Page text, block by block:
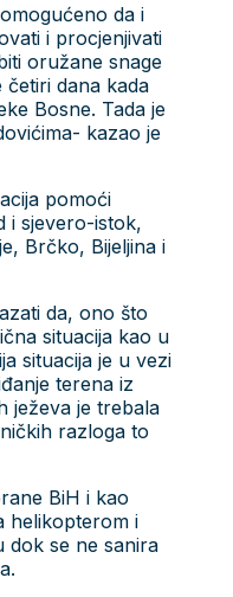
da i
i procjenjivati
oružane snage
četiri dana kada
Bosne. Tada je
kazao je
pomoći
i sjevero-istok,
Brčko, Bijeljina i
da, ono što
situacija kao u
situacija je u vezi
terena iz
ježeva je trebala
razloga to
BiH i kao
helikopterom i
dok se ne sanira